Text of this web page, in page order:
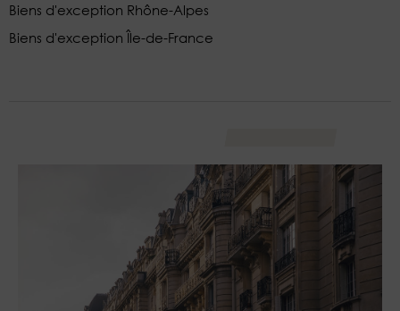
Biens d'exception Rhône-Alpes
Biens d'exception Île-de-France